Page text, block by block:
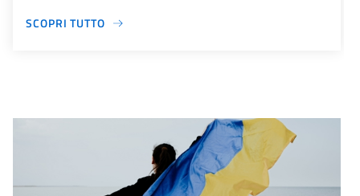
SCOPRI TUTTO